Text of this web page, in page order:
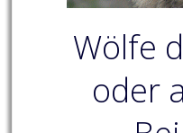
Wölfe
oder